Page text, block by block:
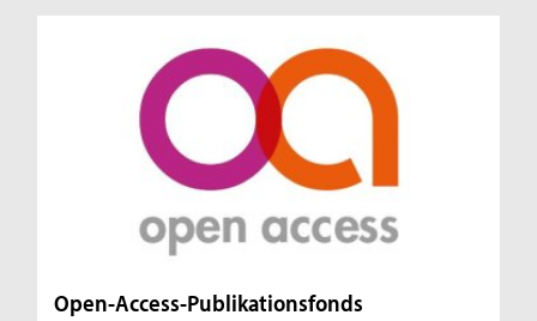
Open-Access-Publikationsfonds